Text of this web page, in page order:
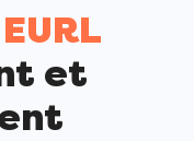
et